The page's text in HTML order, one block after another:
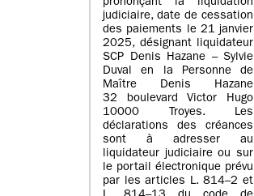
prononçant la liquidation
judiciaire, date de cessation
des paiements le 21 janvier
2025, désignant liquidateur
SCP Denis Hazane – Sylvie
Duval en la Personne de
Maître Denis Hazane
32 boulevard Victor Hugo
10000 Troyes. Les
déclarations des créances
sont à adresser au
liquidateur judiciaire ou sur
le portail électronique prévu
par les articles L. 814–2 et